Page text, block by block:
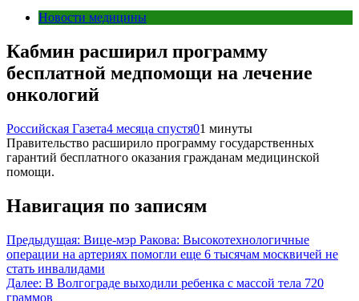
Новости медицины
Кабмин расширил программу
бесплатной медпомощи на лечение
онкологий
Российская Газета4 месяца спустя01 минуты
Правительство расширило программу государственных
гарантий бесплатного оказания гражданам медицинской
помощи.
Навигация по записям
Предыдущая: Вице-мэр Ракова: Высокотехнологичные
операции на артериях помогли еще 6 тысячам москвичей не
стать инвалидами
Далее: В Волгограде выходили ребенка с массой тела 720
граммов